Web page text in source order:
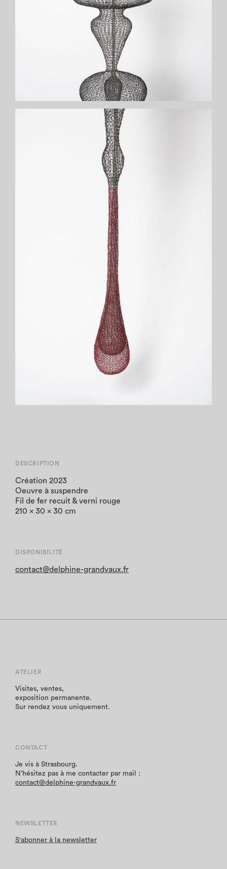
DESCRIPTION
Création 2023
Oeuvre à suspendre
Fil de fer recuit & verni rouge
210 x 30 x 30 cm
DISPONIBILITÉ
contact@delphine-grandvaux.fr
ATELIER
Visites, ventes,
exposition permanente.
Sur rendez vous uniquement.
CONTACT
Je vis à Strasbourg.
N’hésitez pas à me contacter par mail :
contact@delphine-grandvaux.fr
NEWSLETTER
S'abonner à la newsletter